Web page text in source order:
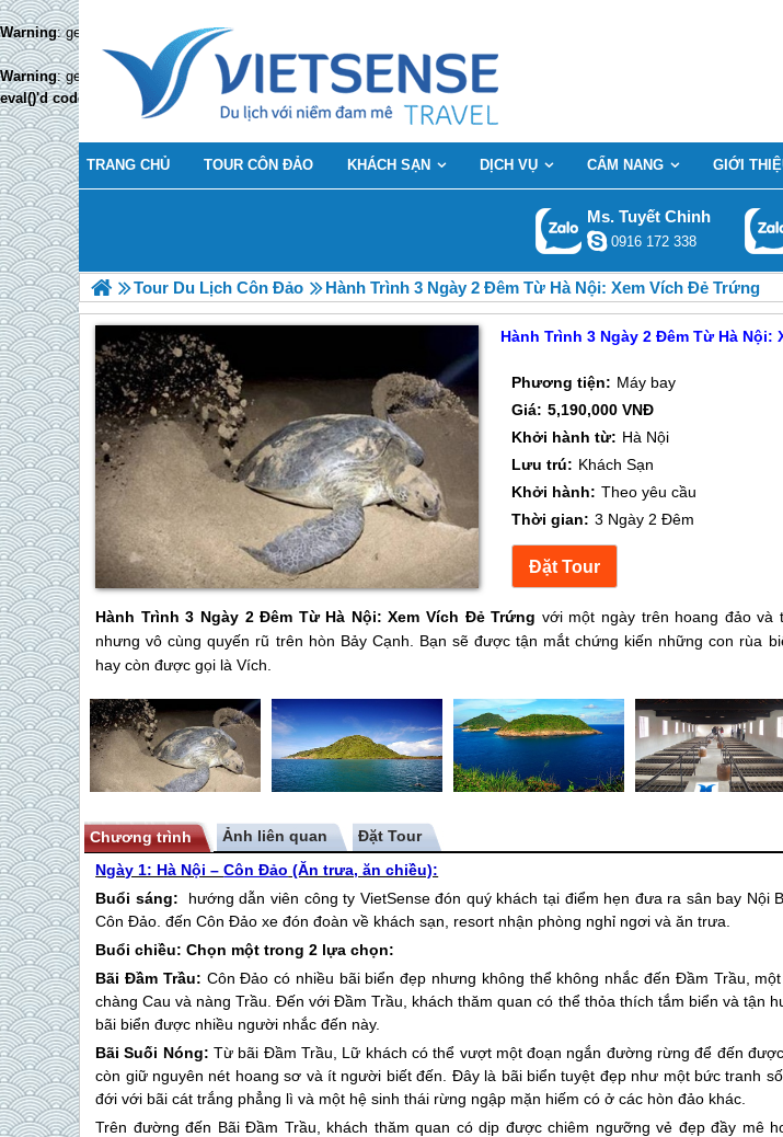
Warning: get_headers(): php_network_getaddresses: getaddrinfo failed: Temporary failure in name resolution in [path]/
Warning: get_headers(https://todata.vn/online_manager/exe-online-dulichcondaosense.com.json): failed to open stream:
eval()'d code
426
TRANG CHỦ TOUR CÔN ĐẢO KHÁCH SẠN DỊCH VỤ CẨM NANG GIỚI
Ms. Tuyết Chinh
0916 172 338
Tour Du Lịch Côn Đảo Hành Trình 3 Ngày 2 Đêm Từ Hà Nội: Xem Vích Đẻ Trứng
Hành Trình 3 Ngày 2 Đêm Từ Hà Nội:
Phương tiện: Máy bay
Giá: 5,190,000 VNĐ
Khởi hành từ: Hà Nội
Lưu trú: Khách Sạn
Khởi hành: Theo yêu cầu
Thời gian: 3 Ngày 2 Đêm
Hành Trình 3 Ngày 2 Đêm Từ Hà Nội: Xem Vích Đẻ Trứng với một ngày trên hoang đảo và
nhưng vô cùng quyến rũ trên hòn Bảy Cạnh. Bạn sẽ được tận mắt chứng kiến những con rùa
hay còn được gọi là Vích.
Chương trình
Ảnh liên quan
Ngày 1: Hà Nội –Côn Đảo (Ăn trưa, ăn chiều):
Buổi sáng:
hướng dẫn viên công ty VietSense đón quý khách tại điểm hẹn đưa ra sân bay Nội
Côn Đảo . đếnCôn Đảo xe đón đoàn về khách sạn, resort nhận phòng nghỉ ngơi và ăn trưa.
Buổi chiều: Chọn một trong 2 lựa chọn:
Bãi Đầm Trầu: Côn Đảo có nhiều bãi biển đẹp nhưng không thể không nhắc đến Đầm Trầu,
chàng Cau và nàng Trầu. Đến với Đầm Trầu, khách thăm quan có thể thỏa thích tắm biển và tận
bãi biển được nhiều người nhắc đến này.
Bãi Suối Nóng: Từ bãi Đầm Trầu, Lữ khách có thể vượt một đoạn ngắn đường rừng để đến
còn giữ nguyên nét hoang sơ và ít người biết đến. Đây là bãi biển tuyệt đẹp như một bức tranh
đới với bãi cát trắng phẳng lì và một hệ sinh thái rừng ngập mặn hiếm có ở các hòn đảo khác.
Trên đường đến Bãi Đầm Trầu, khách thăm quan có dịp được chiêm ngưỡng vẻ đẹp đầy mê